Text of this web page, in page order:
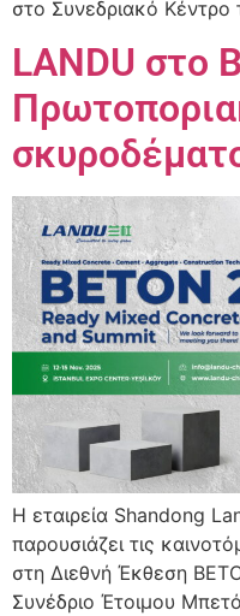
στο Συνεδριακό
LANDU στο
Η εταιρεία Shandong
παρουσιάζει τις
στη Διεθνή Έκθεση
Συνέδριο Έτοιμου